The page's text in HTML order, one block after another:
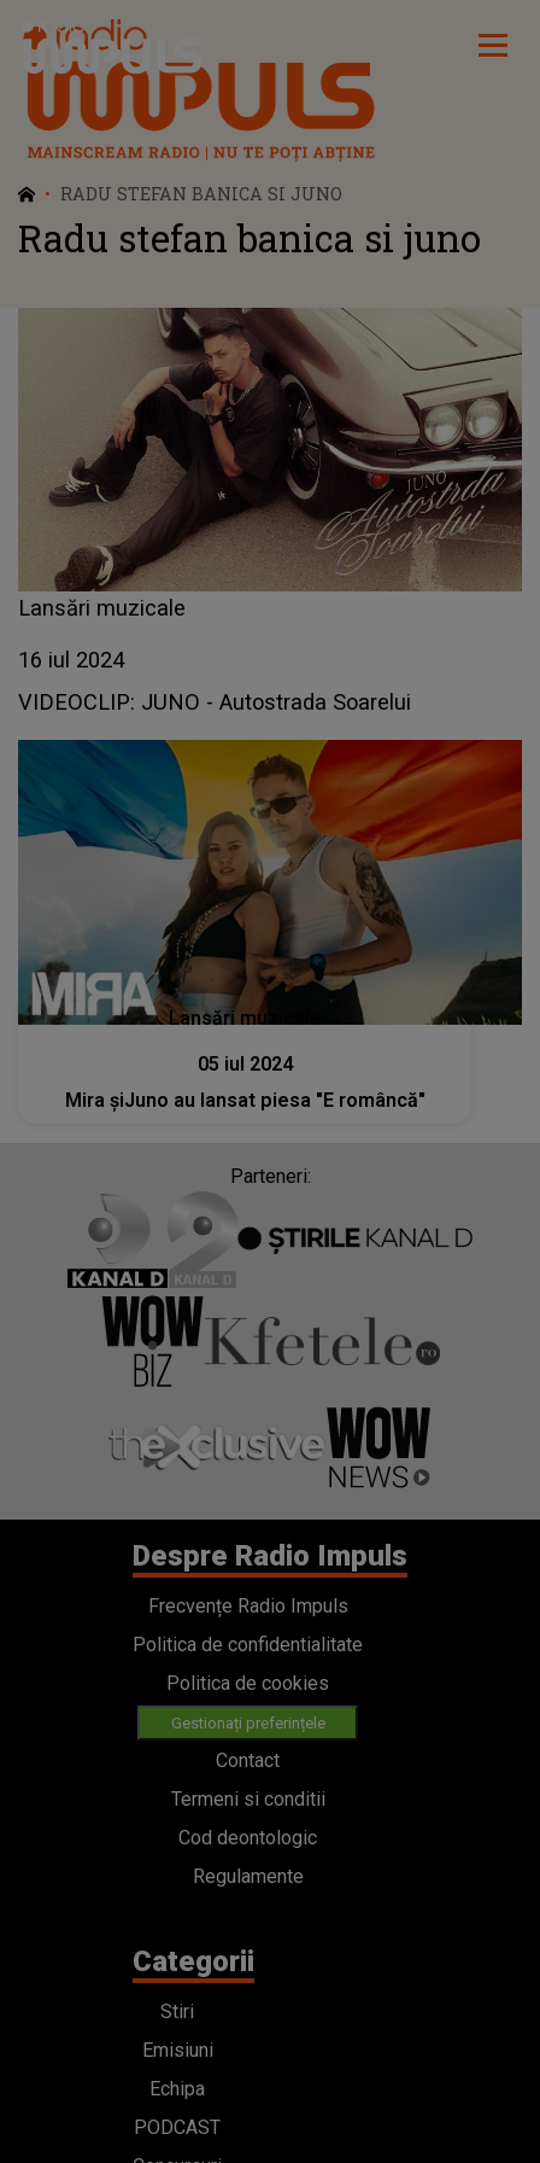
Radio Impuls
RADU STEFAN BANICA SI JUNO
Radu stefan banica si juno
Lansări muzicale
16 iul 2024
VIDEOCLIP: JUNO - Autostrada Soarelui
Lansări muzicale
05 iul 2024
Mira șiJuno au lansat piesa "E româncă"
Parteneri:
Despre Radio Impuls
Frecvențe Radio Impuls
Politica de confidentialitate
Politica de cookies
Gestionați preferințele
Contact
Termeni si conditii
Cod deontologic
Regulamente
Categorii
Stiri
Emisiuni
Echipa
PODCAST